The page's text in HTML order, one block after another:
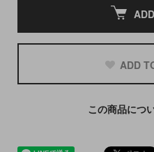
ADD
この商品につ